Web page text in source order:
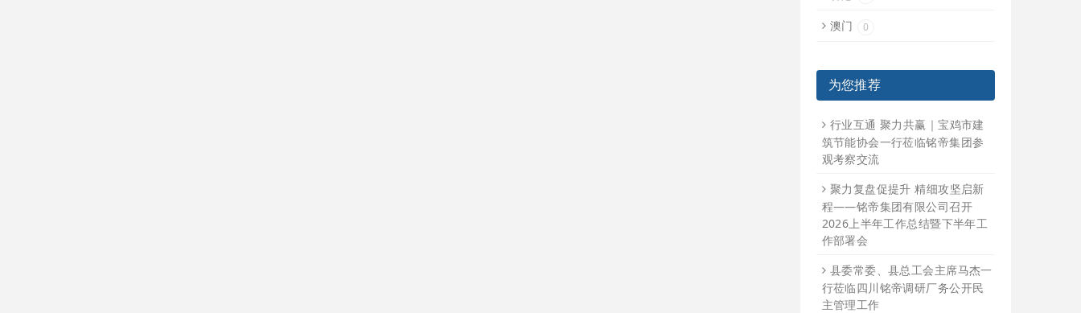
澳门 0
为您推荐
行业互通 聚力共赢｜宝鸡市建
筑节能协会一行莅临铭帝集团参
观考察交流
聚力复盘促提升 精细攻坚启新
程——铭帝集团有限公司召开
2026上半年工作总结暨下半年工
作部署会
县委常委、县总工会主席马杰一
行莅临四川铭帝调研厂务公开民
主管理工作